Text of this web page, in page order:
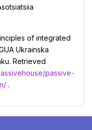
of integrated
Ukrainska
Retrieved
passive-
.